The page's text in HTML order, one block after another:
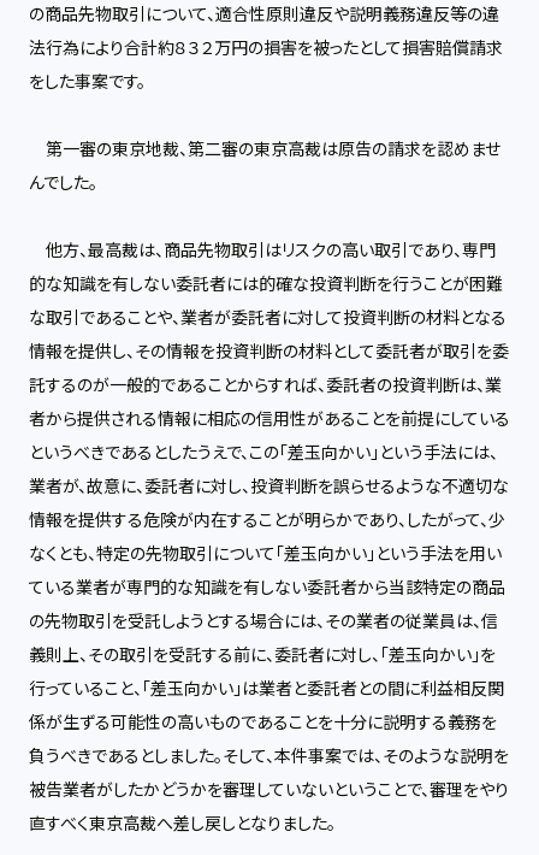
の商品先物取引について、適合性原則違反や説明義務違反等の違
法行為により合計約８３２万円の損害を被ったとして損害賠償請求
をした事案です。
第一審の東京地裁、第二審の東京高裁は原告の請求を認めませ
んでした。
他方、最高裁は、商品先物取引はリスクの高い取引であり、専門
的な知識を有しない委託者には的確な投資判断を行うことが困難
な取引であることや、業者が委託者に対して投資判断の材料となる
情報を提供し、その情報を投資判断の材料として委託者が取引を委
託するのが一般的であることからすれば、委託者の投資判断は、業
者から提供される情報に相応の信用性があることを前提にしている
というべきであるとしたうえで、この「差玉向かい」という手法には、
業者が、故意に、委託者に対し、投資判断を誤らせるような不適切な
情報を提供する危険が内在することが明らかであり、したがって、少
なくとも、特定の先物取引について「差玉向かい」という手法を用い
ている業者が専門的な知識を有しない委託者から当該特定の商品
の先物取引を受託しようとする場合には、その業者の従業員は、信
義則上、その取引を受託する前に、委託者に対し、「差玉向かい」を
行っていること、「差玉向かい」は業者と委託者との間に利益相反関
係が生ずる可能性の高いものであることを十分に説明する義務を
負うべきであるとしました。そして、本件事案では、そのような説明を
被告業者がしたかどうかを審理していないということで、審理をやり
直すべく東京高裁へ差し戻しとなりました。